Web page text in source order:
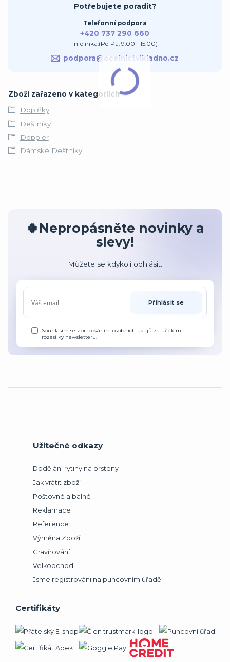
Potřebujete poradit?
Telefonní podpora
+420 737 290 660
Infolinka:(Po-Pá: 9:00 - 15:00)
podpora@ocelnictvikladno.cz
Zboží zařazeno v kategoriích
Doplňky
Deštníky
Doppler
Dámské Deštníky
🍀Nepropásněte novinky a
slevy!
Můžete se kdykoli odhlásit.
Přihlásit se
Souhlasím se zpracováním osobních údajů za účelem
rozesílky newsletteru.
Užitečné odkazy
Dodělání rytiny na prsteny
Jak vrátit zboží
Poštovné a balné
Reklamace
Reference
Výměna Zboží
Gravírování
Velkobchod
Jsme registrováni na puncovním úřadě
Certifikáty